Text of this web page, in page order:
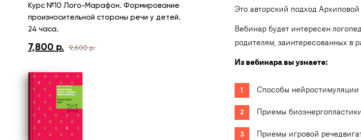
Курс №10 Лого-Марафон. Формирование
произносительной стороны речи у детей.
24 часа.
9,600р.Первоначальная
7,800 р.
Текущая
Это авторский подход
Вебинар будет интересен
родителям, заинтересованных в
Из вебинара вы узнаете:
Способы нейростимуляции
Приемы
Приемы игровой